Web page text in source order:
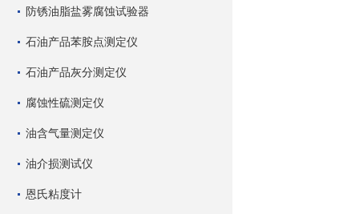
防锈油脂盐雾腐蚀试验器
石油产品苯胺点测定仪
石油产品灰分测定仪
腐蚀性硫测定仪
油含气量测定仪
油介损测试仪
恩氏粘度计